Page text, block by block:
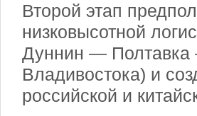
Второй этап
низковысотной
Дуннин — Полтавка
Владивостока) и
российской и